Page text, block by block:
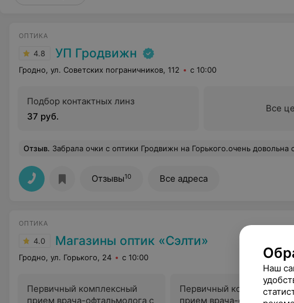
ОПТИКА
4.8 УП Гродвижн
Гродно, ул. Советских пограничников, 112 с 10:00
Подбор контактных линз
37 руб.
Все
Отзыв. Забрала очки с оптики Гродвижн на Горького.очень довольна скоростью исполнения и
Отзывы10 Все адреса
ОПТИКА
4.0 Магазины оптик «Сэлти»
Гродно, ул. Горького, 24 с 10:00
Первичный комплексный
прием врача-офтальмолога с
Первичный комплексный
прием врача-
Наш